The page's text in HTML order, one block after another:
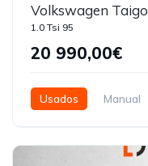
Volkswagen Taigo
1.0 Tsi 95
20 990,00€
Usados Manual